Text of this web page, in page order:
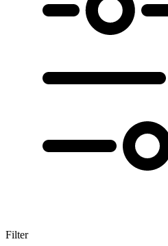
Filter